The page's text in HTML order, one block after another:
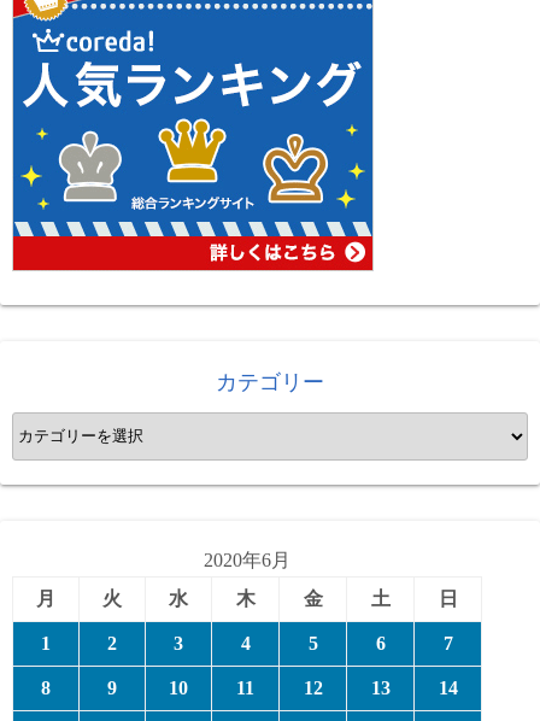
カテゴリー
カ
テ
ゴ
2020年6月
月
火 水 木 金 土 日
1 2 3 4 5 6 7
8 9 10 11 12 13 14